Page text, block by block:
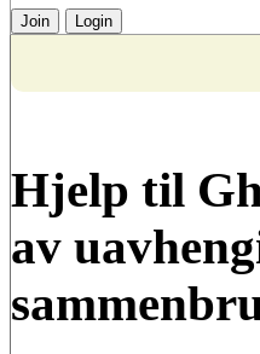
Join Login
Hjelp til
av